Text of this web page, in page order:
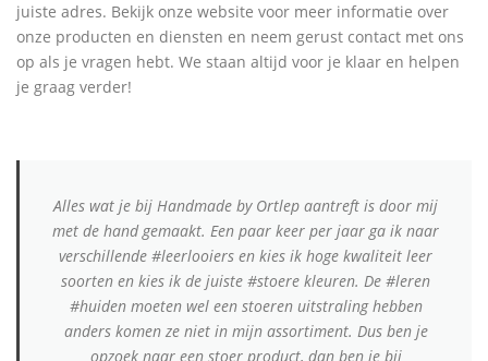
juiste adres. Bekijk onze website voor meer informatie over
onze producten en diensten en neem gerust contact met ons
op als je vragen hebt. We staan altijd voor je klaar en helpen
je graag verder!
Alles wat je bij Handmade by Ortlep aantreft is door mij
met de hand gemaakt. Een paar keer per jaar ga ik naar
verschillende #leerlooiers en kies ik hoge kwaliteit leer
soorten en kies ik de juiste #stoere kleuren. De #leren
#huiden moeten wel een stoeren uitstraling hebben
anders komen ze niet in mijn assortiment. Dus ben je
opzoek naar een stoer product, dan ben je bij